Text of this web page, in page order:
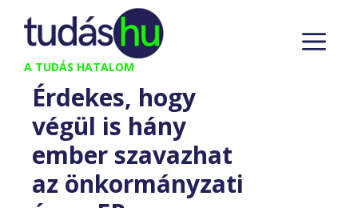
Kilépés
tartalomba
A TUDÁS HATALOM
Érdekes, hogy
végül is hány
ember szavazhat
az önkormányzati